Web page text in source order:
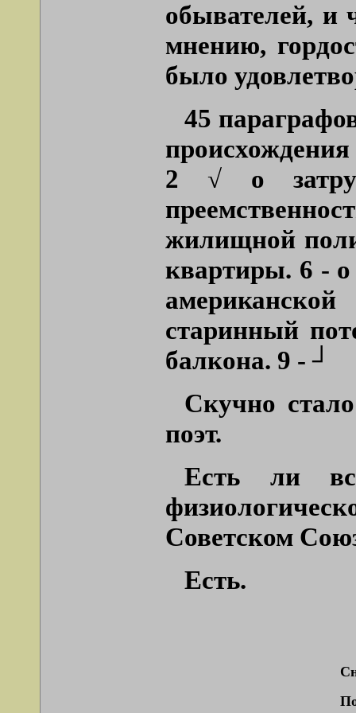
обывателей, и
мнению,
было
45
2 √ о
жилищной
квартиры. 6 - о
старинный
балкона. 9 - ┘
Скучно
поэт.
Есть ли
Советском
Есть.